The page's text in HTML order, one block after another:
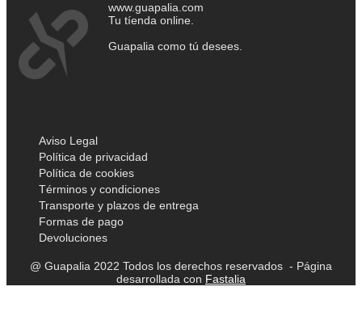
www.guapalia.com
Tu tíenda online.
Guapalia como tú desees.
Aviso Legal
Política de privacidad
Política de cookies
Términos y condiciones
Transporte y plazos de entrega
Formas de pago
Devoluciones
@ Guapalia 2022 Todos los derechos reservados - Página
desarrollada con Fastalia